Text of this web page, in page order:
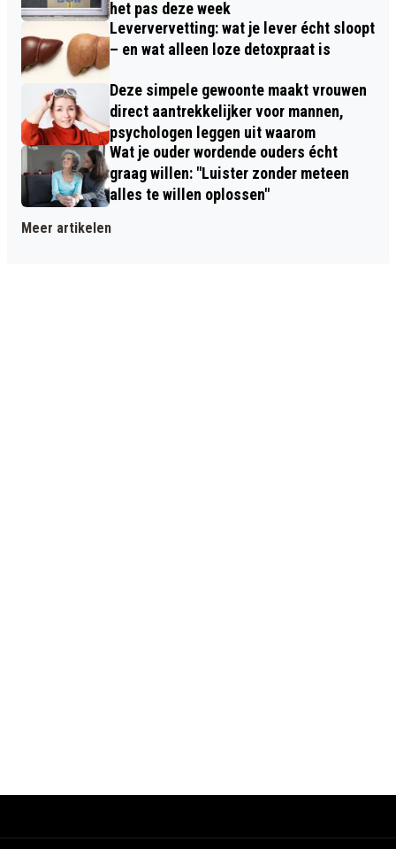
het pas deze week
Leververvetting: wat je lever écht sloopt
– en wat alleen loze detoxpraat is
Deze simpele gewoonte maakt vrouwen
direct aantrekkelijker voor mannen,
psychologen leggen uit waarom
Wat je ouder wordende ouders écht
graag willen: "Luister zonder meteen
alles te willen oplossen"
Meer artikelen